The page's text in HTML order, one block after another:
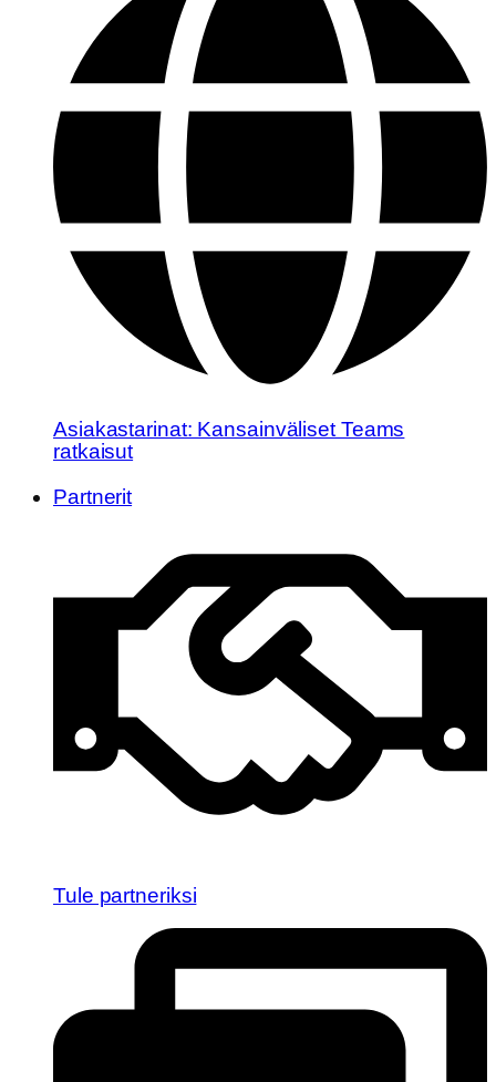
Asiakastarinat: Kansainväliset Teams
ratkaisut
Partnerit
Tule partneriksi